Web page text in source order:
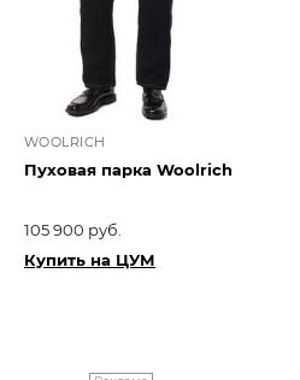
WOOLRICH
Пуховая парка Woolrich
105 900 руб.
Купить на ЦУМ